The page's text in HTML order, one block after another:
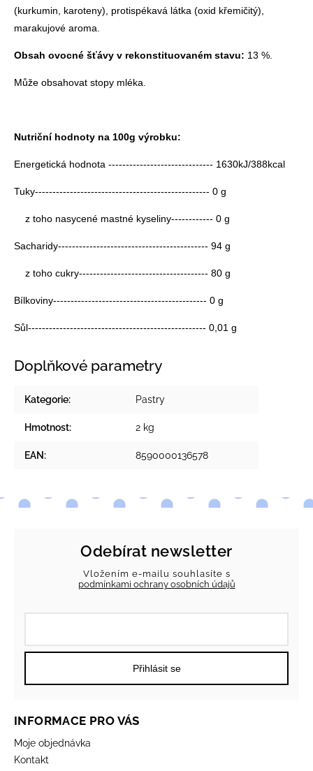
(kurkumin, karoteny), protispékavá látka (oxid křemičitý),
marakujové aroma.
Obsah ovocné šťávy v rekonstituovaném stavu: 13 %.
Může obsahovat stopy mléka.
Nutriční hodnoty na 100g výrobku:
Energetická hodnota ------------------------------ 1630kJ/388kcal
Tuky-------------------------------------------------- 0 g
z toho nasycené mastné kyseliny------------ 0 g
Sacharidy------------------------------------------- 94 g
z toho cukry------------------------------------- 80 g
Bílkoviny-------------------------------------------- 0 g
Sůl--------------------------------------------------- 0,01 g
Doplňkové parametry
Kategorie: Pastry
Hmotnost: 2 kg
EAN : 8590000136578
Odebírat newsletter
Vložením e-mailu souhlasíte s
podmínkami ochrany osobních údajů
Přihlásit se
INFORMACE PRO VÁS
Moje objednávka
Kontakt